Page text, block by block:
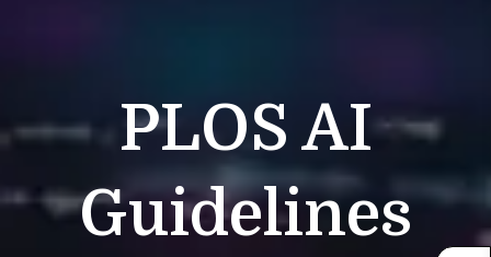
PLOS AI
Guidelines